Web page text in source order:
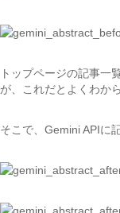
トップページの記事一
が、これだとよくわか
そこで、Gemini APIに